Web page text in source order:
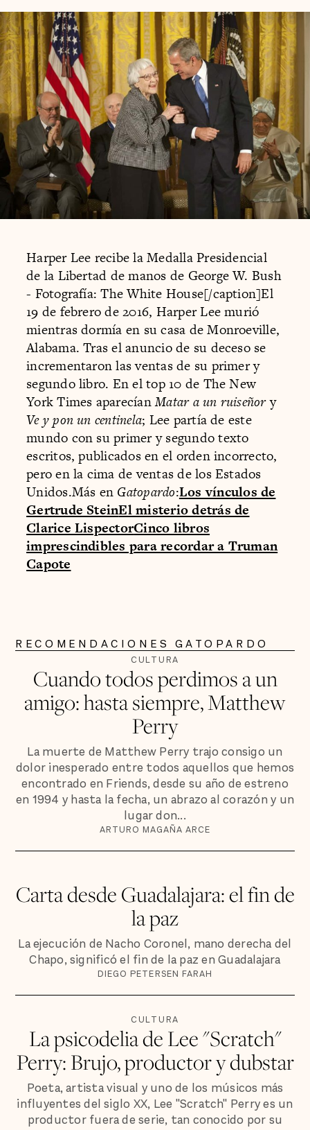
Harper Lee recibe la Medalla Presidencial
de la Libertad de manos de George W. Bush
- Fotografía: The White House[/caption]El
19 de febrero de 2016, Harper Lee murió
mientras dormía en su casa de Monroeville,
Alabama. Tras el anuncio de su deceso se
incrementaron las ventas de su primer y
segundo libro. En el top 10 de The New
York Times aparecíanMatar a un ruiseñory
Ve y pon un centinela; Lee partía de este
mundo con su primer y segundo texto
escritos, publicados en el orden incorrecto,
pero en la cima de ventas de los Estados
Unidos.Más en Gatopardo:Los vínculos de
Gertrude SteinEl misterio detrás de
Clarice LispectorCinco libros
imprescindibles para recordar a Truman
Capote
RECOMENDACIONES GATOPARDO
CULTURA
Cuando todos perdimos a un
amigo: hasta siempre, Matthew
Perry
La muerte de Matthew Perry trajo consigo un
dolor inesperado entre todos aquellos que hemos
encontrado en Friends, desde su año de estreno
en 1994 y hasta la fecha, un abrazo al corazón y un
lugar don...
ARTURO MAGAÑA ARCE
Carta desde Guadalajara: el fin de
la paz
La ejecución de Nacho Coronel, mano derecha del
Chapo, significó el fin de la paz en Guadalajara
DIEGO PETERSEN FARAH
CULTURA
La psicodelia de Lee "Scratch"
Perry: Brujo, productor y dubstar
Poeta, artista visual y uno de los músicos más
influyentes del siglo XX, Lee "Scratch" Perry es un
productor fuera de serie, tan conocido por su